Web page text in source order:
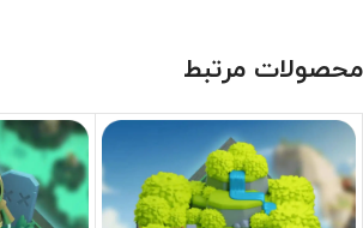
محصولات مرتبط